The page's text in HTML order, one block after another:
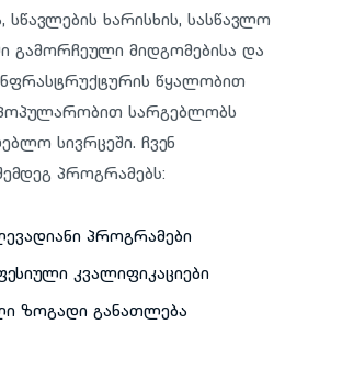
სწავლების ხარისხის, სასწავლო
გამორჩეული მიდგომებისა და
ინფრასტრუქტურის წყალობით
პოპულარობით სარგებლობს
სივრცეში. ჩვენ
პროგრამებს:
პროგრამები
კვალიფიკაციები
ზოგადი განათლება